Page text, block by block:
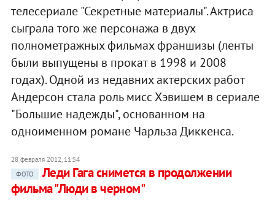
телесериале "Секретные материалы". Актриса
сыграла того же персонажа в двух
полнометражных фильмах франшизы (ленты
были выпущены в прокат в 1998 и 2008
годах). Одной из недавних актерских работ
Андерсон стала роль мисс Хэвишем в сериале
"Большие надежды", основанном на
одноименном романе Чарльза Диккенса.
28 февраля 2012, 11:54
ФОТО
Леди Гага снимется в продолжении
фильма "Люди в черном"